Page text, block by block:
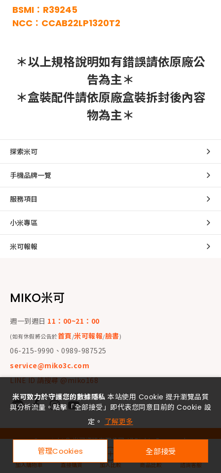
BSMI：R39245
NCC：CCAB22LP1320T2
＊以上規格說明如有錯誤請依原廠公
告為主＊
＊盒裝配件請依原廠盒裝拆封後內容
物為主＊
加入購物車 直接購買 加入比較 商品比較 諮詢客服
探索米可
手機品牌一覽
服務項目
小米專區
米可報報
MIKO米可
週一到週日 11：00~21：00
(如有休假將公告於首頁/米可報報/臉書)
06-215-9990、0989-987525
service@miko3c.com
LINE ID 請搜尋 @miko168
Copyright ©米可資訊有限公司All Rights Reserved.
米可致力於守護您的數據隱私 本站使用 Cookie 提升瀏覽品質
與分析流量。點擊「全部接受」即代表您同意目前的 Cookie 設
定。 了解更多
管理Cookies 全部接受